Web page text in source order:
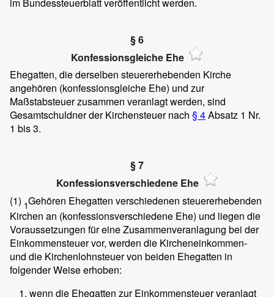
§ 6
Konfessionsgleiche Ehe
Ehegatten, die derselben steuererhebenden Kirche
angehören (konfessionsgleiche Ehe) und zur
Maßstabsteuer zusammen veranlagt werden, sind
Gesamtschuldner der Kirchensteuer nach § 4Absatz 1 Nr.
1 bis 3.
§ 7
Konfessionsverschiedene Ehe
(1) 1Gehören Ehegatten verschiedenen steuererhebenden
Kirchen an (konfessionsverschiedene Ehe) und liegen die
Voraussetzungen für eine Zusammenveranlagung bei der
Einkommensteuer vor, werden die Kircheneinkommen-
und die Kirchenlohnsteuer von beiden Ehegatten in
folgender Weise erhoben:
wenn die Ehegatten zur Einkommensteuer veranlagt